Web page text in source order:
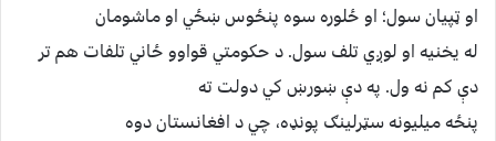
او ټپیان سول؛ او ځلوره سوه پنځوس ښځي او ماشومان
له یخنیه او لوږي تلف سول. د حکومتي قواوو ځاني تلفات هم تر
دې کم نه ول. په دې ښورښ کي دولت ته
پنځه میلیونه سټرلینګ پونډه، چي د افغانستان دوه